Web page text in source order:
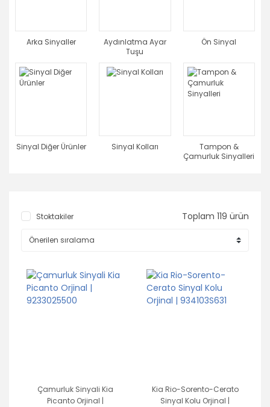
Arka Sinyaller
Aydınlatma Ayar
Tuşu
Ön Sinyal
Sinyal Diğer Ürünler Sinyal Kolları
Tampon &
Çamurluk Sinyalleri
Stoktakiler Toplam 119 ürün
Çamurluk Sinyali Kia
Picanto Orjinal |
Kia Rio-Sorento-Cerato
Sinyal Kolu Orjinal |